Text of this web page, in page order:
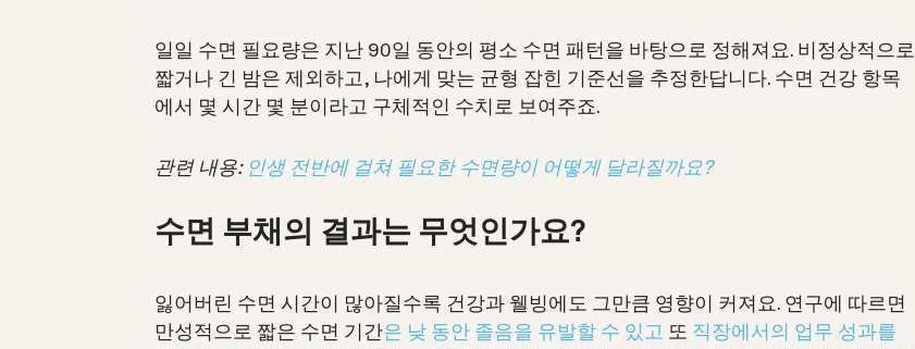
일일 수면 필요량은 지난 90일 동안의 평소 수면 패턴을 바탕으로 정해져요. 비정상적으로
짧거나 긴 밤은 제외하고, 나에게 맞는 균형 잡힌 기준선을 추정한답니다. 수면 건강 항목
에서 몇 시간 몇 분이라고 구체적인 수치로 보여주죠.
관련 내용: 인생 전반에 걸쳐 필요한 수면량이 어떻게 달라질까요?
수면 부채의 결과는 무엇인가요?
잃어버린 수면 시간이 많아질수록 건강과 웰빙에도 그만큼 영향이 커져요. 연구에 따르면
만성적으로 짧은 수면 기간은 낮 동안 졸음을 유발할 수 있고 또 직장에서의 업무 성과를